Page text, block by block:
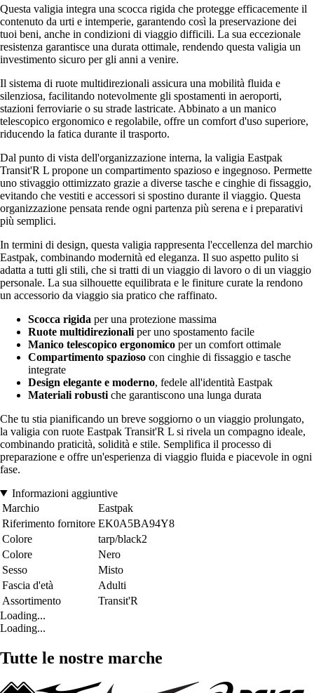
Questa valigia integra una scocca rigida che protegge efficacemente il
contenuto da urti e intemperie, garantendo così la preservazione dei
tuoi beni, anche in condizioni di viaggio difficili. La sua eccezionale
resistenza garantisce una durata ottimale, rendendo questa valigia un
investimento sicuro per gli anni a venire.
Il sistema di ruote multidirezionali assicura una mobilità fluida e
silenziosa, facilitando notevolmente gli spostamenti in aeroporti,
stazioni ferroviarie o su strade lastricate. Abbinato a un manico
telescopico ergonomico e regolabile, offre un comfort d'uso superiore,
riducendo la fatica durante il trasporto.
Dal punto di vista dell'organizzazione interna, la valigia Eastpak
Transit'R L propone un compartimento spazioso e ingegnoso. Permette
uno stivaggio ottimizzato grazie a diverse tasche e cinghie di fissaggio,
evitando che vestiti e accessori si spostino durante il viaggio. Questa
organizzazione pensata rende ogni partenza più serena e i preparativi
più semplici.
In termini di design, questa valigia rappresenta l'eccellenza del marchio
Eastpak, combinando modernità ed eleganza. Il suo aspetto pulito si
adatta a tutti gli stili, che si tratti di un viaggio di lavoro o di un viaggio
personale. La sua silhouette equilibrata e le finiture curate la rendono
un accessorio da viaggio sia pratico che raffinato.
Scocca rigida per una protezione massima
Ruote multidirezionali per uno spostamento facile
Manico telescopico ergonomico per un comfort ottimale
Compartimento spazioso con cinghie di fissaggio e tasche
integrate
Design elegante e moderno, fedele all'identità Eastpak
Materiali robusti che garantiscono una lunga durata
Che tu stia pianificando un breve soggiorno o un viaggio prolungato,
la valigia con ruote Eastpak Transit'R L si rivela un compagno ideale,
combinando praticità, solidità e stile. Semplifica il processo di
preparazione e offre un'esperienza di viaggio fluida e piacevole in ogni
fase.
Informazioni aggiuntive
Marchio
Eastpak
Riferimento fornitore EK0A5BA94Y8
Colore
tarp/black2
Colore
Nero
Sesso
Misto
Fascia d'età
Adulti
Assortimento
Transit'R
Loading...
Loading...
Tutte le nostre marche